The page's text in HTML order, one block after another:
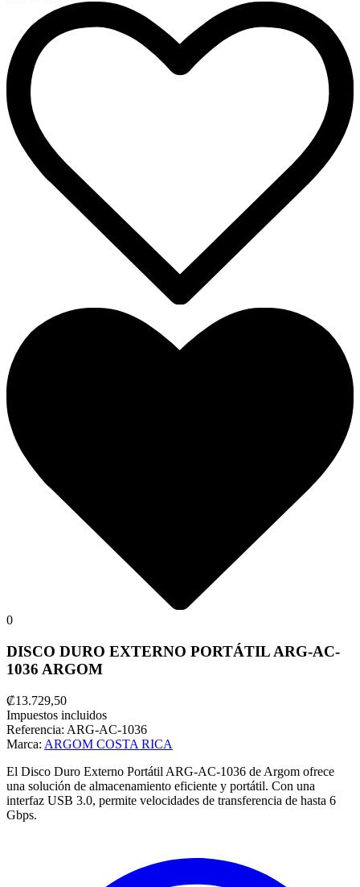
0
DISCO DURO EXTERNO PORTÁTIL ARG-AC-
1036 ARGOM
₡13.729,50
Impuestos incluidos
Referencia: ARG-AC-1036
Marca: ARGOM COSTA RICA
El Disco Duro Externo Portátil ARG-AC-1036 de Argom ofrece
una solución de almacenamiento eficiente y portátil. Con una
interfaz USB 3.0, permite velocidades de transferencia de hasta 6
Gbps.